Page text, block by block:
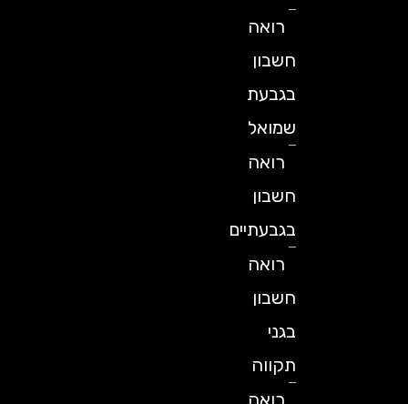
רואה
חשבון
בגבעת
שמואל
רואה
חשבון
בגבעתיים
רואה
חשבון
תקווה
רואה